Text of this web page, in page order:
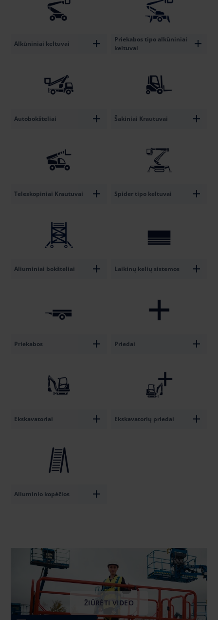
Alkūniniai keltuvai
Priekabos tipo alkūniniai
keltuvai
Autobokšteliai Šakiniai Krautuvai
Teleskopiniai Krautuvai Spider tipo keltuvai
Aliuminiai bokšteliai Laikinų kelių sistemos
Priekabos Priedai
Ekskavatoriai Ekskavatorių priedai
Aliuminio kopėčios
ŽIŪRĖTI VIDEO